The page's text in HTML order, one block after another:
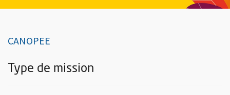
CANOPEE
Type de mission